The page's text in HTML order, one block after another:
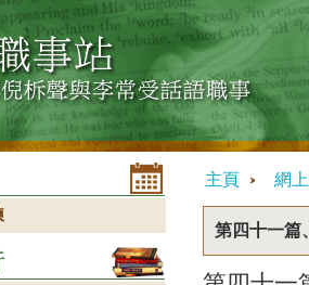
主頁 網
第四十一篇